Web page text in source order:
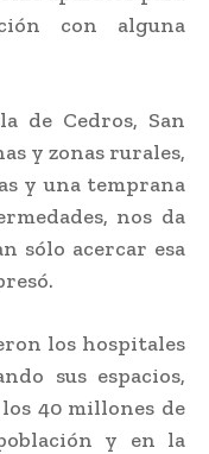
con alguna
de Cedros, San
y zonas rurales,
y una temprana
nos da
sólo acercar esa
los hospitales
sus espacios,
40 millones de
y en la